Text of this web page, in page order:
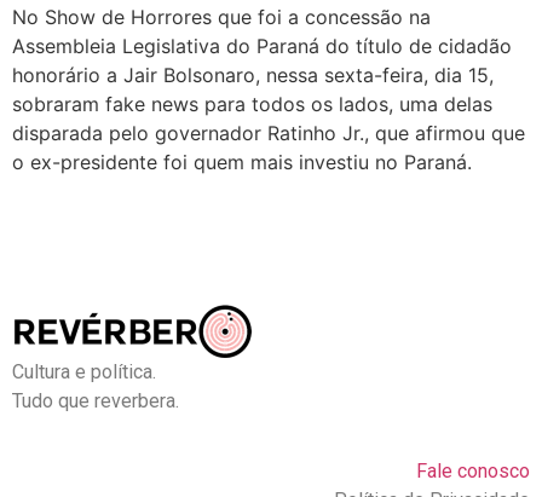
No Show de Horrores que foi a concessão na
Assembleia Legislativa do Paraná do título de cidadão
honorário a Jair Bolsonaro, nessa sexta-feira, dia 15,
sobraram fake news para todos os lados, uma delas
disparada pelo governador Ratinho Jr., que afirmou que
o ex-presidente foi quem mais investiu no Paraná.
Cultura e política.
Tudo que reverbera.
Fale conosco